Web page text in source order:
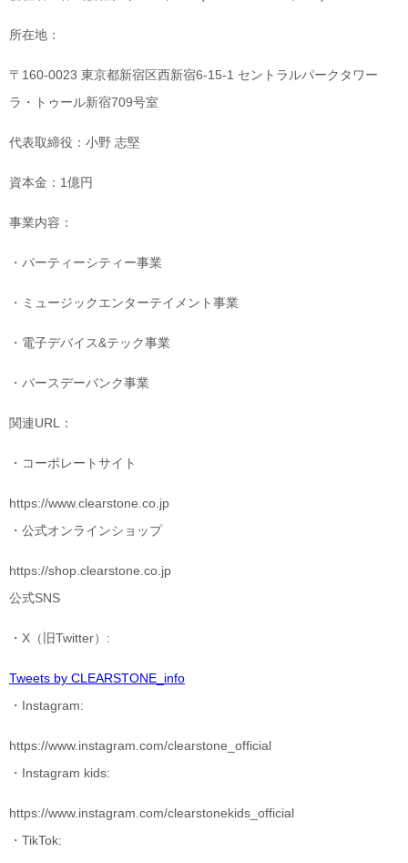
所在地：
〒160-0023 東京都新宿区西新宿6-15-1 セントラルパークタワー
ラ・トゥール新宿709号室
代表取締役：小野 志堅
資本金：1億円
事業内容：
・パーティーシティー事業
・ミュージックエンターテイメント事業
・電子デバイス&テック事業
・バースデーバンク事業
関連URL：
・コーポレートサイト
https://www.clearstone.co.jp
・公式オンラインショップ
https://shop.clearstone.co.jp
公式SNS
・X（旧Twitter）:
Tweets by CLEARSTONE_info
・Instagram:
https://www.instagram.com/clearstone_official
・Instagram kids:
https://www.instagram.com/clearstonekids_official
・TikTok: